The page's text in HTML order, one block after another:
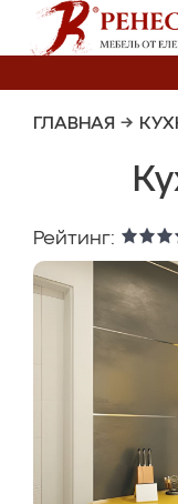
ГЛАВНАЯ →
Рейтинг: